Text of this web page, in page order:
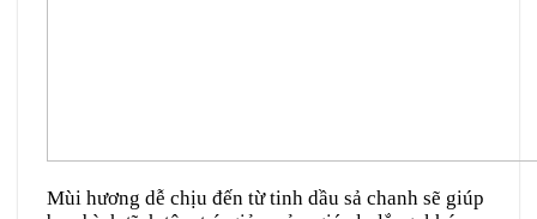
Mùi hương dễ chịu đến từ tinh dầu sả chanh sẽ giúp